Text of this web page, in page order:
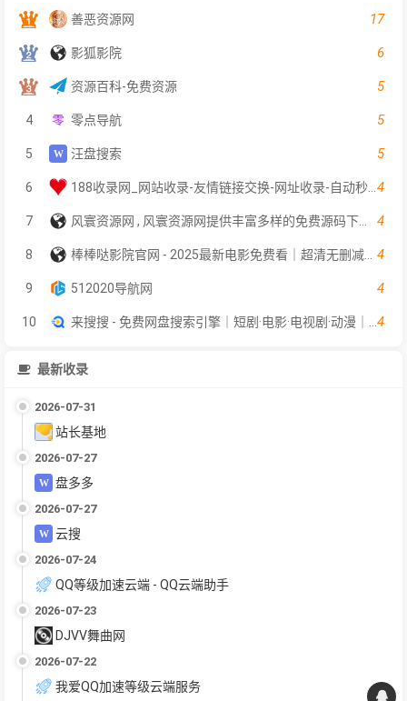
善恶资源网 17
影狐影院 6
资源百科-免费资源 5
4 零点导航 5
5 汪盘搜索 5
6 4
7 4
8 4
9 512020导航网 4
10 4
最新收录
2026-07-31
站长基地
2026-07-27
盘多多
2026-07-27
云搜
2026-07-24
QQ等级加速云端 - QQ云端助手
2026-07-23
DJVV舞曲网
2026-07-22
我爱QQ加速等级云端服务